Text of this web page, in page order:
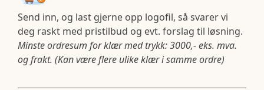
Send inn, og last gjerne opp logofil, så svarer vi
deg raskt med pristilbud og evt. forslag til løsning.
Minste ordresum for klær med trykk: 3000,- eks. mva.
og frakt. (Kan være flere ulike klær i samme ordre)